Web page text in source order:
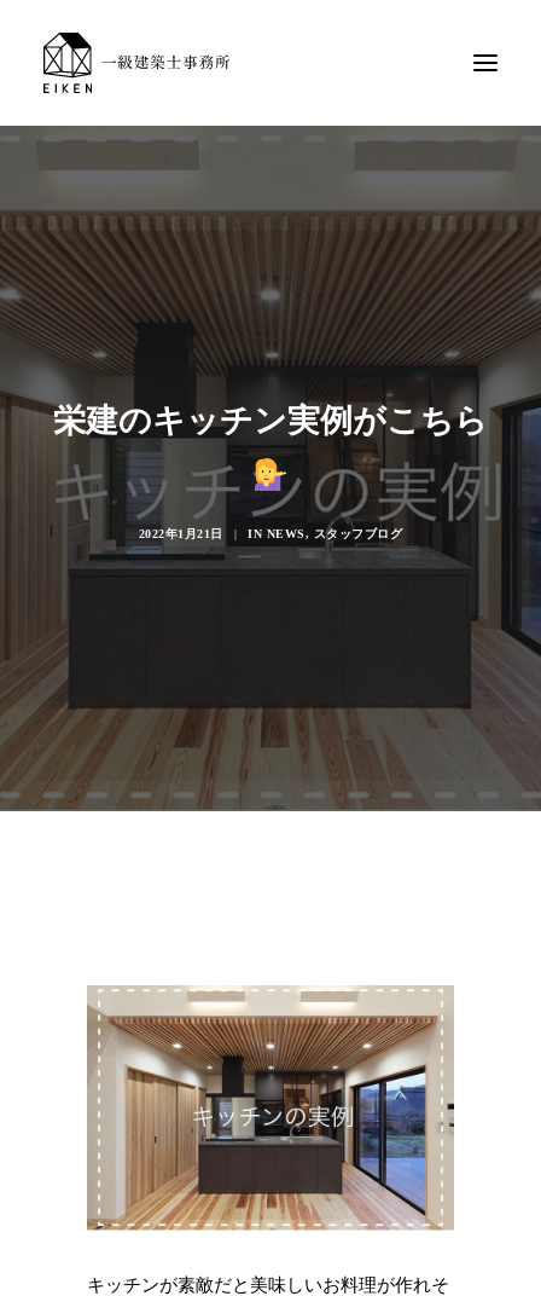
栄建のキッチン実例がこちら
2022年1月21日 | IN NEWS, スタッフブログ
キッチンが素敵だと美味しいお料理が作れそ